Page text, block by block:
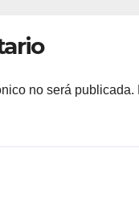
no será publicada.